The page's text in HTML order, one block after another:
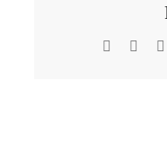
Facebook